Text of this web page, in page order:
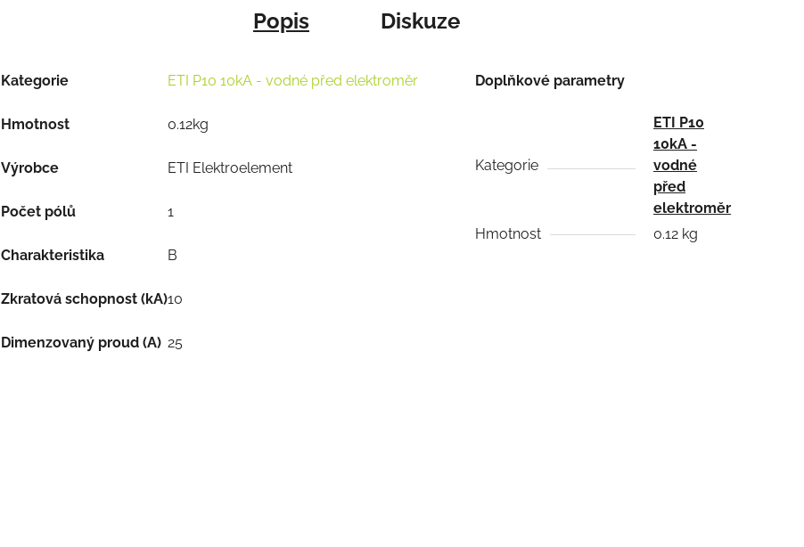
Popis Diskuze
Kategorie ETI P10 10kA - vodné před elektroměr
Hmotnost 0.12kg
Výrobce ETI Elektroelement
Počet pólů 1
Charakteristika B
Zkratová schopnost (kA)10
Dimenzovaný proud (A) 25
Doplňkové parametry
Kategorie
ETI P10
10kA -
vodné
před
elektroměr
Hmotnost
0.12 kg